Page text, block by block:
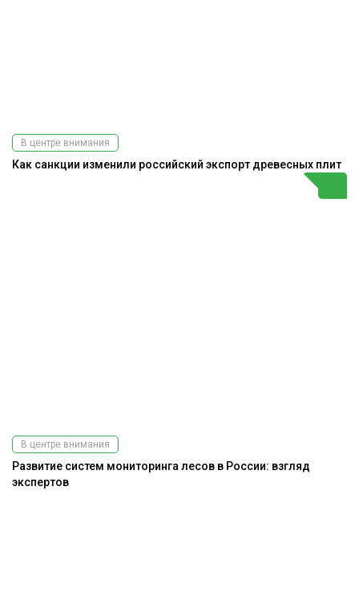
В центре внимания
Как санкции изменили российский экспорт древесных плит
В центре внимания
Развитие систем мониторинга лесов в России: взгляд
экспертов